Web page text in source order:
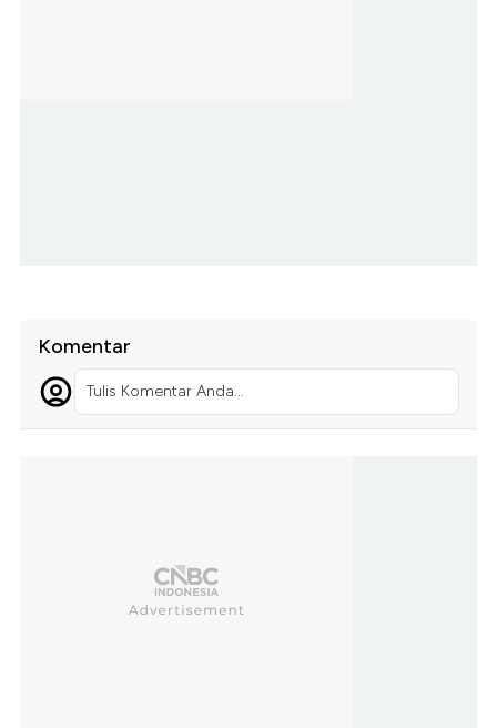
Komentar
Tulis Komentar Anda...